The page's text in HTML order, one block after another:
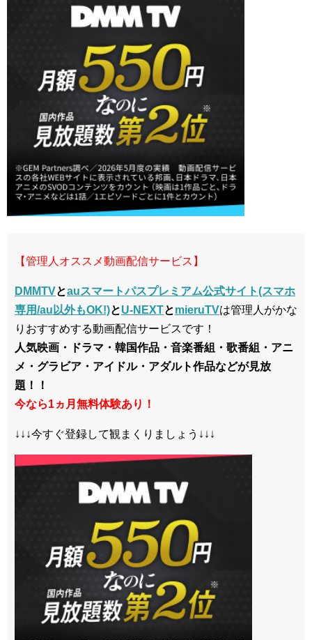
【管理人オススメ動画配信サービス】
DMMTVとauスマートパスプレミアム公式サイト(スマホ
専用/au以外もOK!)とU-NEXTとmieruTVは管理人がかな
りおすすめする動画配信サービスです！
人気映画・ドラマ・韓国作品・音楽番組・歌番組・アニ
メ・グラビア・アイドル・アダルト作品などが見放
題！！
今なら1ヵ月無料体験あり！
↓↓↓今すぐ登録して観まくりましょう↓↓↓